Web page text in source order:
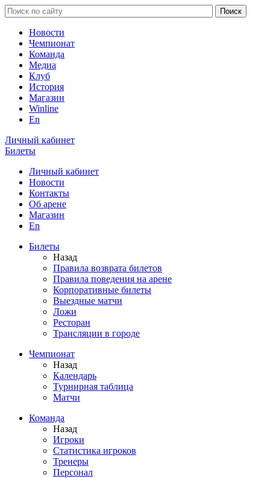
Новости
Чемпионат
Команда
Медиа
Клуб
История
Магазин
Winline
En
Личный кабинет
Билеты
Личный кабинет
Новости
Контакты
Об арене
Магазин
En
Билеты
Назад
Правила возврата билетов
Правила поведения на арене
Корпоративные билеты
Выездные матчи
Ложи
Ресторан
Трансляции в городе
Чемпионат
Назад
Календарь
Турнирная таблица
Матчи
Команда
Назад
Игроки
Статистика игроков
Тренеры
Персонал